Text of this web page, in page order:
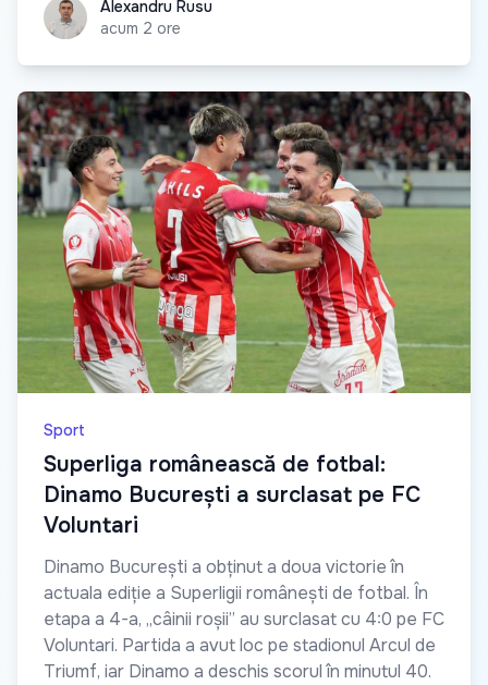
Alexandru Rusu
Alexandru Rusu
acum 2 ore
Sport
Superliga românească de fotbal:
Dinamo București a surclasat pe FC
Voluntari
Dinamo București a obținut a doua victorie în
actuala ediție a Superligii românești de fotbal. În
etapa a 4-a, „câinii roșii” au surclasat cu 4:0 pe FC
Voluntari. Partida a avut loc pe stadionul Arcul de
Triumf, iar Dinamo a deschis scorul în minutul 40.